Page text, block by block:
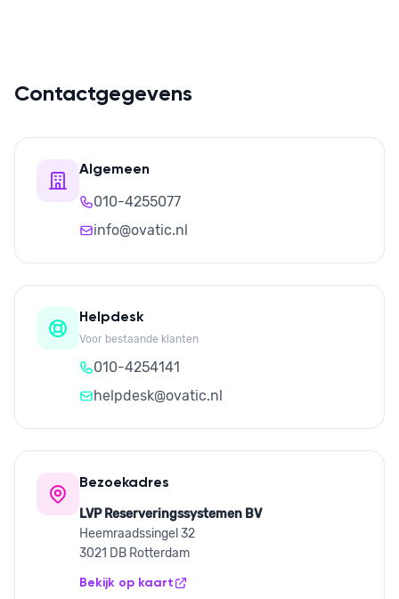
Contactgegevens
Algemeen
010-4255077
info@ovatic.nl
Helpdesk
Voor bestaande klanten
010-4254141
helpdesk@ovatic.nl
Bezoekadres
LVP Reserveringssystemen BV
Heemraadssingel 32
3021 DB Rotterdam
Bekijk op kaart